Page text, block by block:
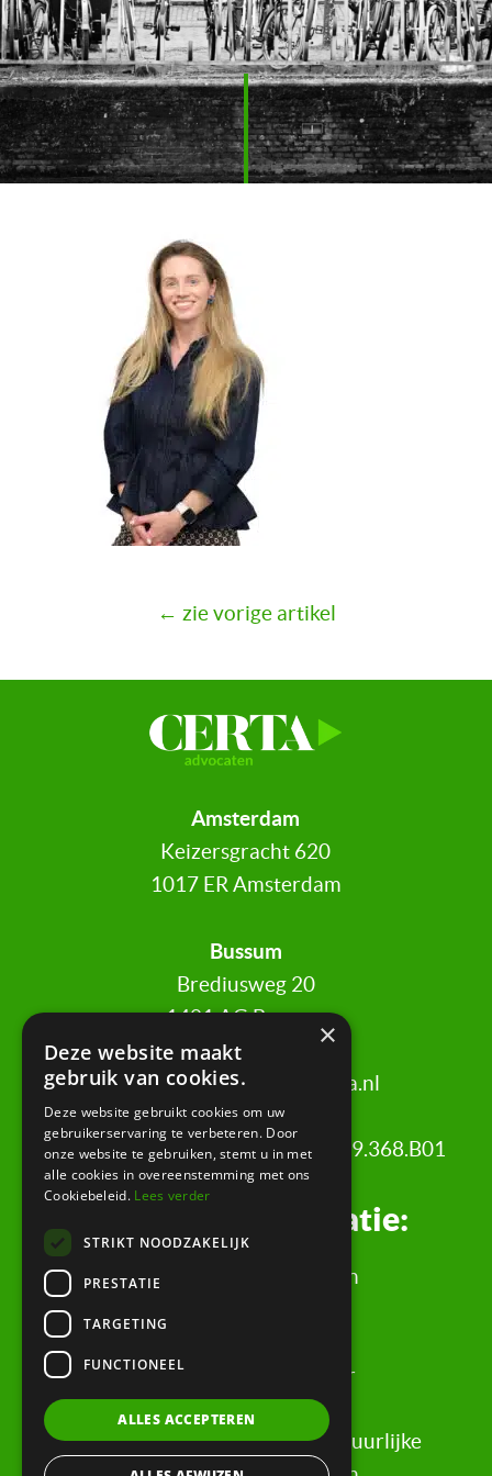
← zie vorige artikel
Amsterdam
Keizersgracht 620
1017 ER Amsterdam
Bussum
Brediusweg 20
1401 AG Bussum
020 521 6699 | info@certa.nl
KvK: 34342484 | BTW nr: 8208.79.368.B01
Juridische informatie:
Algemene Voorwaarden
Rechtsgebiedenregister
Evaluatieformulier
Rechten & informatie voor natuurlijke
×
Deze website maakt
gebruik van cookies.
Deze website gebruikt cookies om uw
gebruikerservaring te verbeteren. Door
onze website te gebruiken, stemt u in met
alle cookies in overeenstemming met ons
Cookiebeleid. Lees verder
STRIKT NOODZAKELIJK
PRESTATIE
TARGETING
FUNCTIONEEL
ALLES ACCEPTEREN